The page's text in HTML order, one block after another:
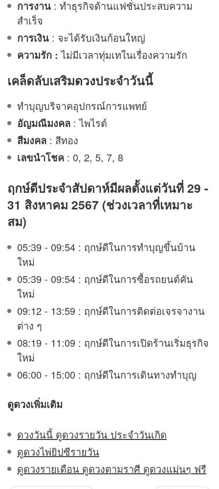
การงาน : ทำธุรกิจด้านแฟชั่นประสบความ
สำเร็จ
การเงิน : จะได้รับเงินก้อนใหญ่
ความรัก : ไม่มีเวลาทุ่มเทในเรื่องความรัก
เคล็ดลับเสริมดวงประจำวันนี้
ทำบุญบริจาคอุปกรณ์การแพทย์
อัญมณีมงคล : ไพไรต์
สีมงคล : สีทอง
เลขนำโชค : 0, 2, 5, 7, 8
ฤกษ์ดีประจำสัปดาห์มีผลตั้งแต่วันที่ 29 -
31 สิงหาคม 2567 (ช่วงเวลาที่เหมาะ
สม)
05:39 - 09:54 : ฤกษ์ดีในการทำบุญขึ้นบ้าน
ใหม่
05:39 - 09:54 : ฤกษ์ดีในการซื้อรถยนต์คัน
ใหม่
09:12 - 13:59 : ฤกษ์ดีในการติดต่อเจรจางาน
ต่าง ๆ
08:19 - 11:09 : ฤกษ์ดีในการเปิดร้านเริ่มธุรกิจ
ใหม่
06:00 - 15:00 : ฤกษ์ดีในการเดินทางทำบุญ
ดูดวงเพิ่มเติม
ดวงวันนี้ ดูดวงรายวัน ประจำวันเกิด
ดูดวงไพ่ยิปซีรายวัน
ดูดวงรายเดือน ดูดวงตามราศี ดูดวงแม่นๆ ฟรี